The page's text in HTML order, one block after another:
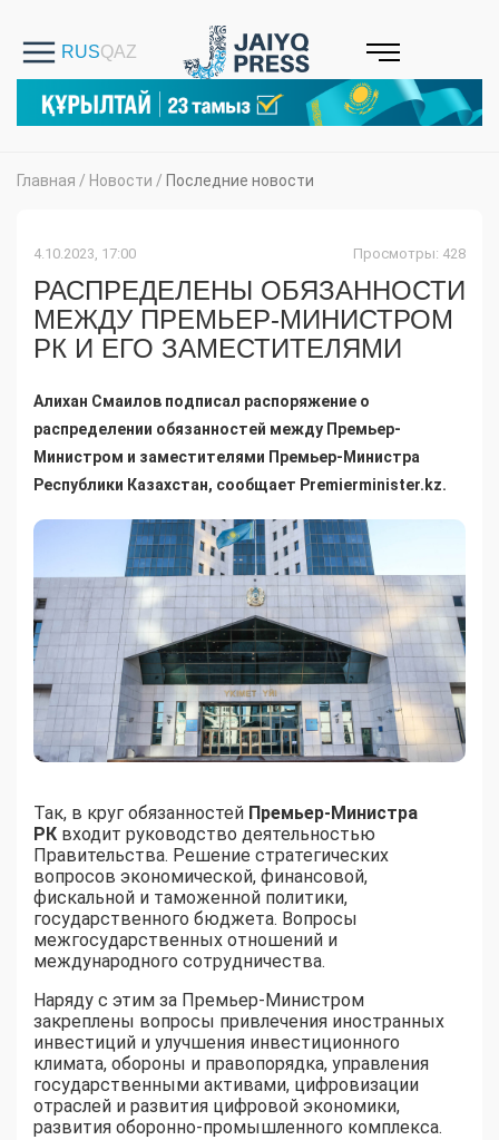
Главная / Новости / Последние новости
4.10.2023, 17:00 Просмотры: 428
РАСПРЕДЕЛЕНЫ ОБЯЗАННОСТИ
МЕЖДУ ПРЕМЬЕР-МИНИСТРОМ
РК И ЕГО ЗАМЕСТИТЕЛЯМИ
Алихан Смаилов подписал распоряжение о
распределении обязанностей между Премьер-
Министром и заместителями Премьер-Министра
Республики Казахстан, сообщает Premierminister.kz.
Так, в круг обязанностей Премьер-Министра
РК входит руководство деятельностью
Правительства. Решение стратегических
вопросов экономической, финансовой,
фискальной и таможенной политики,
государственного бюджета. Вопросы
межгосударственных отношений и
международного сотрудничества.
Наряду с этим за Премьер-Министром
закреплены вопросы привлечения иностранных
инвестиций и улучшения инвестиционного
климата, обороны и правопорядка, управления
государственными активами, цифровизации
отраслей и развития цифровой экономики,
развития оборонно-промышленного комплекса.